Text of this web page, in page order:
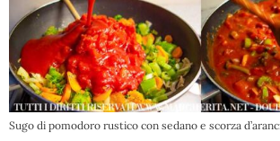
Sugo di pomodoro rustico con sedano e scorza